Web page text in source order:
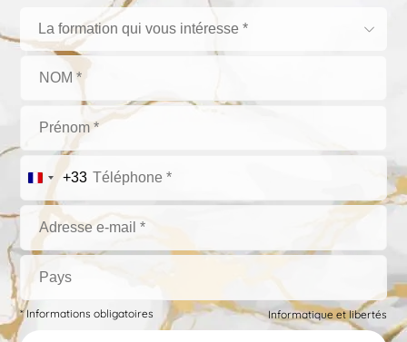
La formation qui vous intéresse *
+33
* Informations obligatoires Informatique et libertés